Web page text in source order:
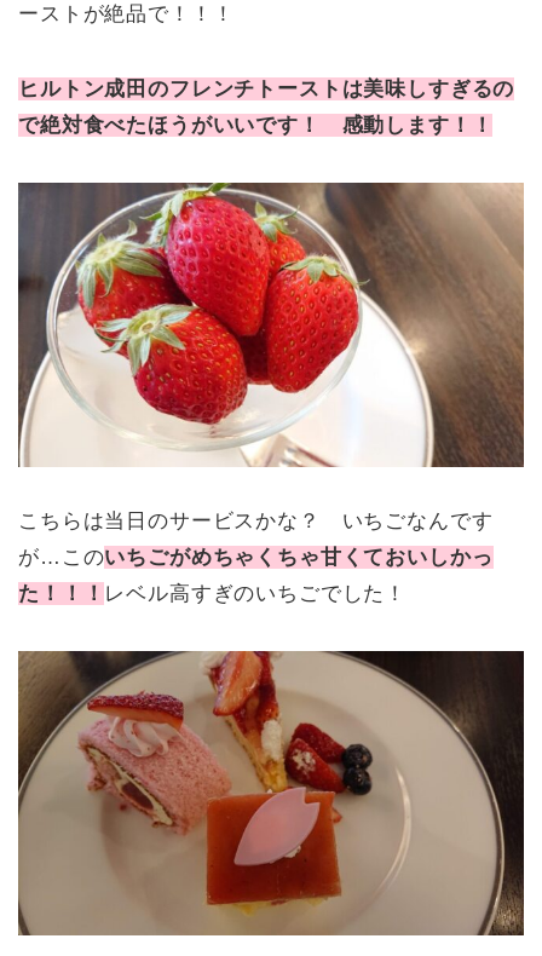
ーストが絶品で！！！
ヒルトン成田のフレンチトーストは美味しすぎるの
で絶対食べたほうがいいです！ 感動します！！
こちらは当日のサービスかな？ いちごなんです
が…このいちごがめちゃくちゃ甘くておいしかっ
た！！！ レベル高すぎのいちごでした！